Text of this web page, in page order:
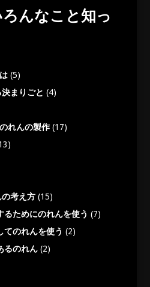
んなこと知っ
(5)
まりごと (4)
れんの製作(17)
考え方(15)
るためにのれんを使う (7)
てのれんを使う (2)
るのれん(2)